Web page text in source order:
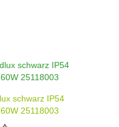
schwarz IP54
25118003